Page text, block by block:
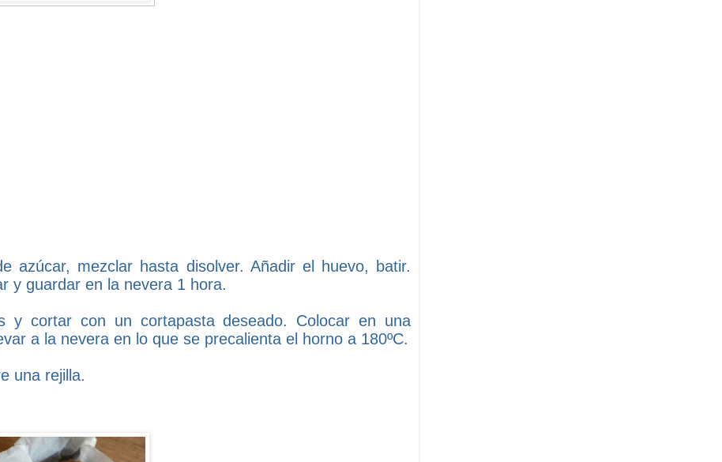
mezclar hasta disolver. Añadir el huevo, batir.
y guardar en la nevera 1 hora.
y cortar con un cortapasta deseado. Colocar en una
a la nevera en lo que se precalienta el horno a 180ºC.
una rejilla.